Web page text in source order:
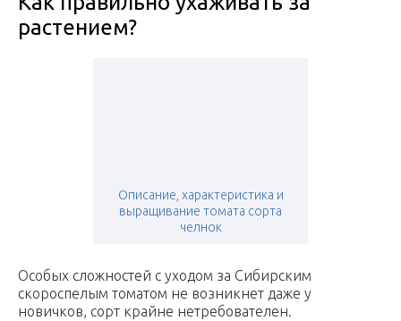
растением?
Описание, характеристика и
выращивание томата сорта
челнок
Особых сложностей с уходом за Сибирским
скороспелым томатом не возникнет даже у
новичков, сорт крайне нетребователен.